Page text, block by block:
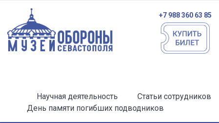
+7 988 360 63 85
Научная деятельность
Статьи сотрудников
День памяти погибших подводников